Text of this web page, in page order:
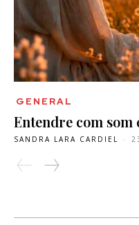
GENERAL
Entendre com
SANDRA LARA CARDIEL -